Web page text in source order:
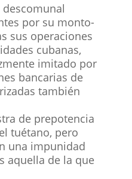
por su monto-
sus operaciones
cubanas,
imitado por
bancarias de
también
de prepotencia
tuétano, pero
una impunidad
aquella de la que